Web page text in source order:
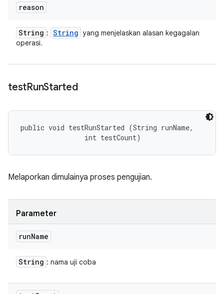
reason
String : String yang menjelaskan alasan kegagalan
operasi.
testRunStarted
public void testRunStarted (String runName,
                int testCount)
Melaporkan dimulainya proses pengujian.
Parameter
runName
String : nama uji coba